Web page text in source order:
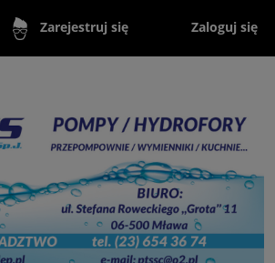
Zarejestruj się Zaloguj się